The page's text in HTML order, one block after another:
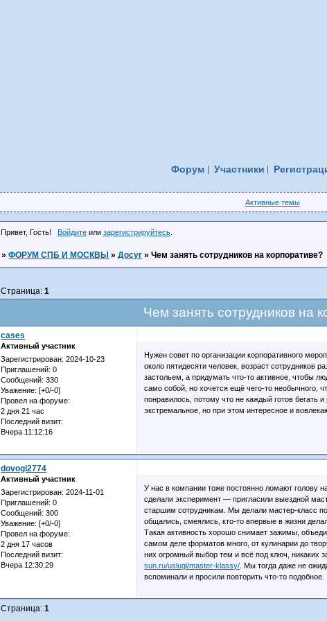
Форум Участники
Активные темы
Привет, Гость! Войдитеили зарегистрируйтесь.
»ФОРУМ СПБ И МОСКВЫ »Досуг »Чем занять сотрудников на корпоративе?
Чем занять сотрудников на
Страница:1
cases
Активный участник
Зарегистрирован: 2024-10-23
Приглашений: 0
Сообщений: 330
Уважение: [+0/-0]
Провел на форуме:
2 дня 21 час
Последний визит:
Вчера 11:12:16
Нужен совет по организации корпоративного
около пятидесяти человек, возраст сотрудников
застольем, а придумать что-то активное, чтобы
само собой, но хочется ещё чего-то необычного,
понравилось, потому что не каждый готов бегать
экстремальное, но при этом интересное и
dovogi2774
Активный участник
Зарегистрирован: 2024-11-01
Приглашений: 0
Сообщений: 300
Уважение: [+0/-0]
Провел на форуме:
2 дня 17 часов
Последний визит:
Вчера 12:30:29
У нас в компании тоже постоянно ломают голову
сделали эксперимент — пригласили выездной
старшим сотрудникам. Мы делали мастер-класс
общались, смеялись, кто-то впервые в жизни
Такая активность хорошо снимает зажимы,
самом деле форматов много, от кулинарии до
них огромный выбор тем и всё под ключ, никаких
sun.ru/uslugi/master-klassy/ . Мы тогда даже не
вспоминали и просили повторить что-то подобное.
Страница:1